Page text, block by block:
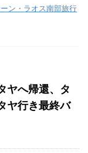
ン・ラオス南部旅行
ヤへ帰還、タ
ヤ行き最終バ